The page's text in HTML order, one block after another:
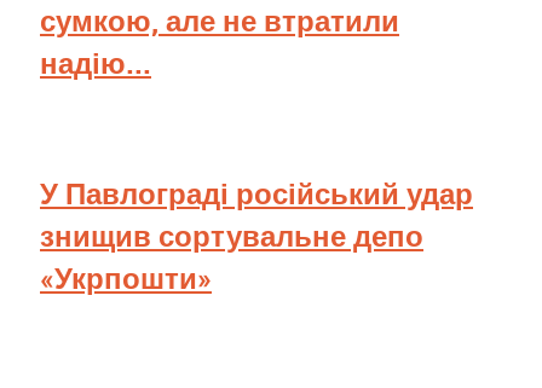
сумкою, але не втратили
надію...
У Павлограді російський удар
знищив сортувальне депо
«Укрпошти»